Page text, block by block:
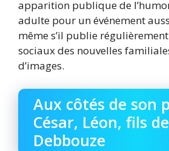
apparition publique de
adulte pour un événement
même s’il publie
sociaux des nouvelles
d’images.
Aux côtés de son
César, Léon, fils
Debbouze